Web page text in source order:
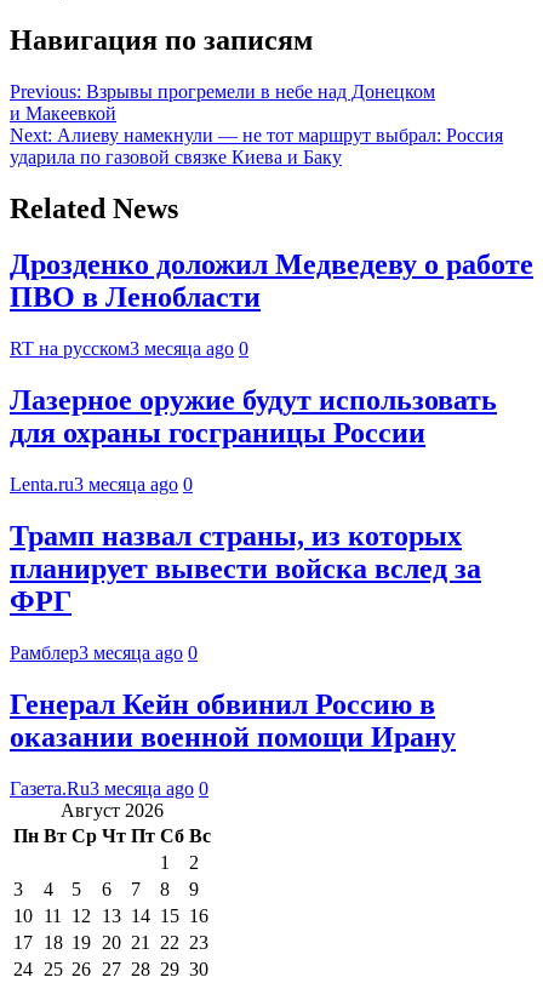
Навигация по записям
Previous: Взрывы прогремели в небе над Донецком
и Макеевкой
Next: Алиеву намекнули — не тот маршрут выбрал: Россия
ударила по газовой связке Киева и Баку
Related News
Дрозденко доложил Медведеву о работе
ПВО в Ленобласти
RT на русском3 месяца ago 0
Лазерное оружие будут использовать
для охраны госграницы России
Lenta.ru3 месяца ago 0
Трамп назвал страны, из которых
планирует вывести войска вслед за
ФРГ
Рамблер3 месяца ago 0
Генерал Кейн обвинил Россию в
оказании военной помощи Ирану
Газета.Ru3 месяца ago 0
Август 2026
Пн Вт Ср Чт Пт Сб Вс
1
2
3
4 5 6 7 8
9
10 11 12 13 14 15 16
17 18 19 20 21 22 23
24 25 26 27 28 29 30